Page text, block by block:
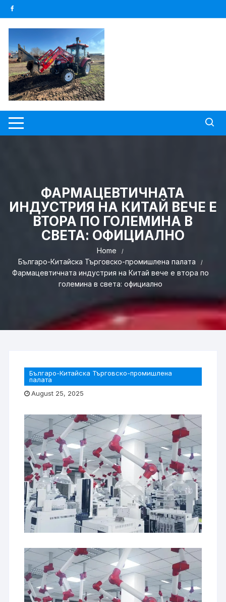
Skip
to
content
ФАРМАЦЕВТИЧНАТА
ИНДУСТРИЯ НА КИТАЙ ВЕЧЕ Е
ВТОРА ПО ГОЛЕМИНА В
СВЕТА: ОФИЦИАЛНО
Home
Българо-Китайска Търговско-промишлена палaта
Фармацевтичната индустрия на Китай вече е втора по
големина в света: официално
Българо-Китайска Търговско-промишлена
палaта
August 25, 2025